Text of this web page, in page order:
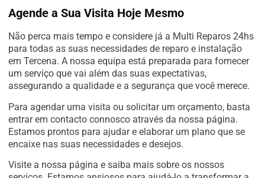
Agende a Sua Visita Hoje Mesmo
Não perca mais tempo e considere já a Multi Reparos 24hs
para todas as suas necessidades de reparo e instalação
em Tercena. A nossa equipa está preparada para fornecer
um serviço que vai além das suas expectativas,
assegurando a qualidade e a segurança que você merece.
Para agendar uma visita ou solicitar um orçamento, basta
entrar em contacto connosco através da nossa página.
Estamos prontos para ajudar e elaborar um plano que se
encaixe nas suas necessidades e desejos.
Visite a nossa página e saiba mais sobre os nossos